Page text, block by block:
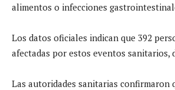
alimentos o infecciones
Los datos oficiales indican que 392
afectadas por estos eventos sanitarios,
Las autoridades sanitarias confirmaron